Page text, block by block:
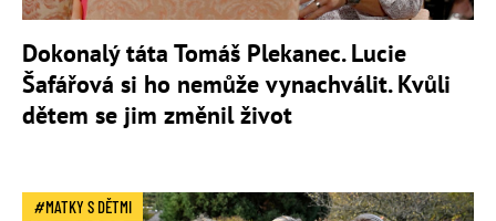
Dokonalý táta Tomáš Plekanec. Lucie
Šafářová si ho nemůže vynachválit. Kvůli
dětem se jim změnil život
MATKY S DĚTMI